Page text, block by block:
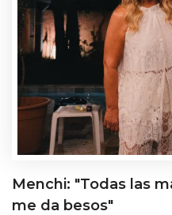
Menchi: "Todas las
me da besos"